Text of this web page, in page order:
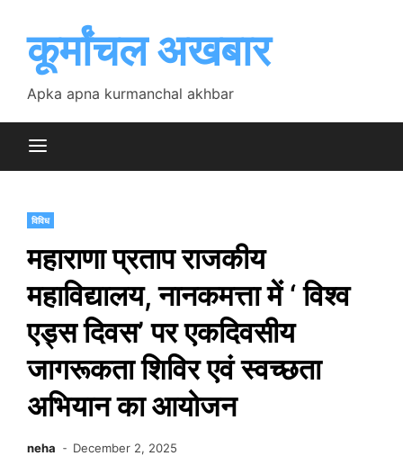
contentकूर्मांचल अखबार
Apka apna kurmanchal akhbar
विविध
महाराणा प्रताप राजकीय
महाविद्यालय, नानकमत्ता में ‘ विश्व
एड्स दिवस’ पर एकदिवसीय
जागरूकता शिविर एवं स्वच्छता
अभियान का आयोजन
neha December 2, 2025